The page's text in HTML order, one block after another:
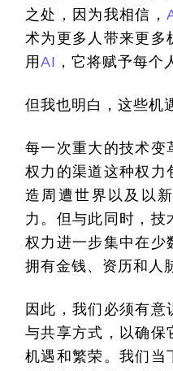
之处，因为我相信，
术为更多人带来更多
用 AI ，它将赋予每个
但我也明白，这些机
每一次重大的技术变
权力的渠道这种权力
造周遭世界以及以
力。但与此同时，技
权力进一步集中在少
拥有金钱、资历和人
因此，我们必须有意
与共享方式，以确保
机遇和繁荣。我们当